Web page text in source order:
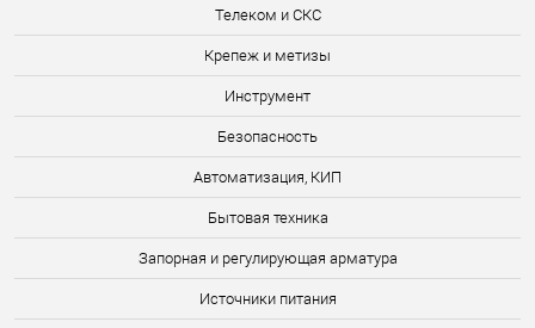
Телеком и СКС
Крепеж и метизы
Инструмент
Безопасность
Автоматизация, КИП
Бытовая техника
Запорная и регулирующая арматура
Источники питания